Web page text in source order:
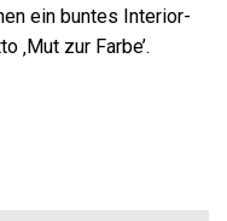
ein buntes Interior-
‚Mut zur Farbe’.